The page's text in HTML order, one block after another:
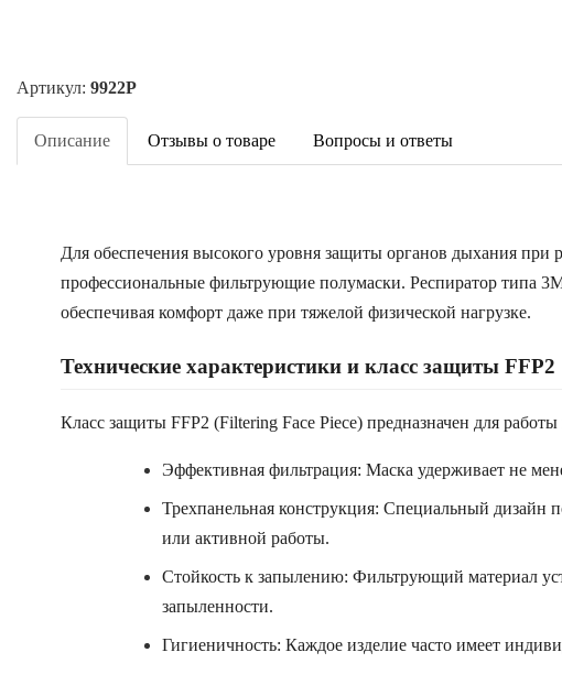
Артикул: 9922Р
Описание Отзывы о товаре Вопросы и ответы
Для обеспечения высокого уровня защиты органов дыхания
профессиональные фильтрующие полумаски. Респиратор типа
обеспечивая комфорт даже при тяжелой физической нагрузке.
Технические характеристики и класс защиты FFP2
Класс защиты FFP2 (Filtering Face Piece) предназначен для
Эффективная фильтрация: Маска удерживает не
Трехпанельная конструкция: Специальный дизайн
или активной работы.
Стойкость к запылению: Фильтрующий материал
запыленности.
Гигиеничность: Каждое изделие часто имеет